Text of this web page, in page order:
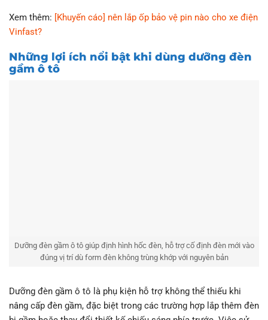
Xem thêm: [Khuyến cáo] nên lắp ốp bảo vệ pin nào cho xe điện
Vinfast?
Những lợi ích nổi bật khi dùng dưỡng đèn
gầm ô tô
Dưỡng đèn gầm ô tô giúp định hình hốc đèn, hỗ trợ cố định đèn mới vào
đúng vị trí dù form đèn không trùng khớp với nguyên bản
Dưỡng đèn gầm ô tô là phụ kiện hỗ trợ không thể thiếu khi
nâng cấp đèn gầm, đặc biệt trong các trường hợp lắp thêm đèn